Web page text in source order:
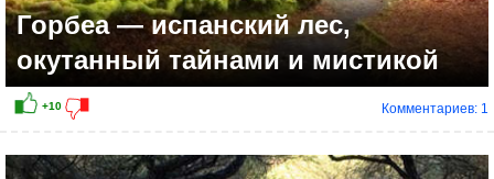
Горбеа — испанский лес,
окутанный тайнами и мистикой
Комментариев: 1